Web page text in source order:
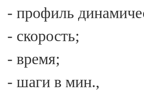
- профиль
- скорость;
- время;
- шаги в мин.,